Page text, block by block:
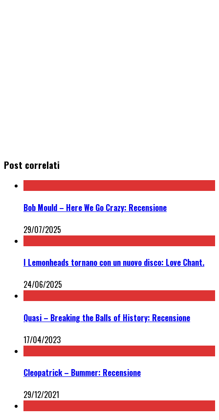
Post correlati
Bob Mould – Here We Go Crazy: Recensione
29/07/2025
I Lemonheads tornano con un nuovo disco: Love Chant.
24/06/2025
Quasi – Breaking the Balls of History: Recensione
17/04/2023
Cleopatrick – Bummer: Recensione
29/12/2021